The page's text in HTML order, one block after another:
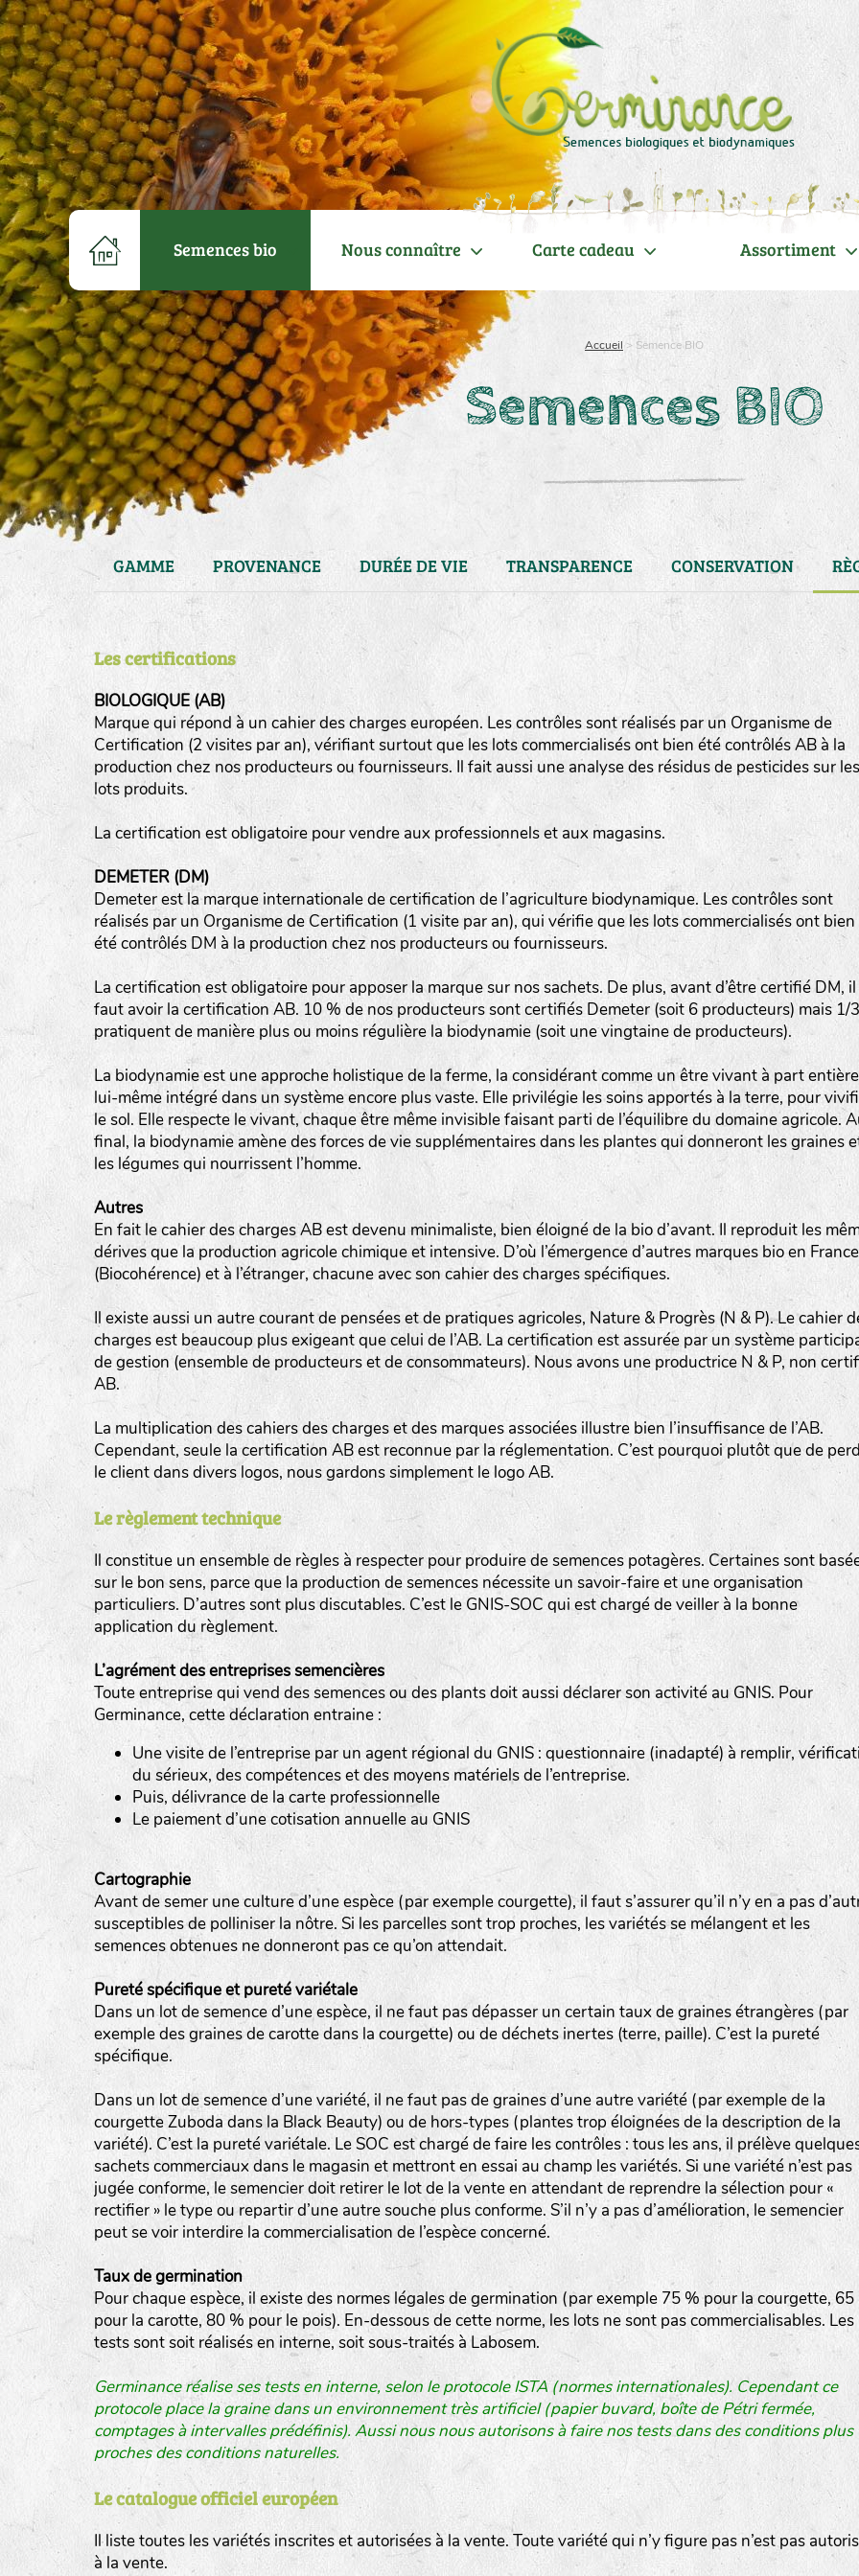
Semences bio Nous connaître Carte cadeau Assortiment
Accueil > Semence BIO
Semences BIO
GAMME PROVENANCE DURÉE DE VIE TRANSPARENCE CONSERVATION
BINGENHEIMER SAATGUT (BGH)
www.bingenheimersaatgut.de
DE BOLSTER (DBO)
www.bolster.nl
GRAINE DEL PAÏS (GDP)
www.grainesdelpais.com
JARDIN EN’VIE (JEV)
LA BOITE A GRAINES (LBAG)
www.laboiteagraines.com
L’AUBEPIN (PDO)
www.aubepin.fr
LE BIAU GERME (LBG)
www.biaugerme.com
SATIVA RHEINAU (SAD)
www.sativa-rheinau.ch
SEMAILLES (SEM)
www.semaille.com
LA RÉFÉRENCE :
20BPA1A (en haut à gauche)
F : Fleurs.
Les autres catégories étant :
E: Engrais vert
L: Légumes
: Aromatiques
BEL : Code de la variété(Ici Belle de nuit)
20 : Année de récolte(ici 2020)
BPA : Initiales du producteur ou du fournisseur de
semence.
1 : Numéro d’ordre du lot
A : Sans calibre.
G: Gros
M : Moyen calibre
P: Petit calibre
Les certifications
BIOLOGIQUE (AB)
Marque qui répond à un cahier des charges européen. Les contrôles sont réalisés par un Organisme de
Certification (2 visites par an), vérifiant surtout que les lots commercialisés ont bien été contrôlés AB à la
production chez nos producteurs ou fournisseurs. Il fait aussi une analyse des résidus de pesticides sur les
lots produits.
La certification est obligatoire pour vendre aux professionnels et aux magasins.
DEMETER (DM)
Demeter est la marque internationale de certification de l’agriculture biodynamique. Les contrôles sont
réalisés par un Organisme de Certification (1 visite par an), qui vérifie que les lots commercialisés ont bien
été contrôlés DM à la production chez nos producteurs ou fournisseurs.
La certification est obligatoire pour apposer la marque sur nos sachets. De plus, avant d’être certifié DM, il
faut avoir la certification AB. 10 % de nos producteurs sont certifiés Demeter (soit 6 producteurs) mais 1/3
pratiquent de manière plus ou moins régulière la biodynamie (soit une vingtaine de producteurs).
La biodynamie est une approche holistique de la ferme, la considérant comme un être vivant à part
lui-même intégré dans un système encore plus vaste. Elle privilégie les soins apportés à la terre, pour
le sol. Elle respecte le vivant, chaque être même invisible faisant parti de l’équilibre du domaine agricole.
final, la biodynamie amène des forces de vie supplémentaires dans les plantes qui donneront les graines
les légumes qui nourrissent l’homme.
Autres
En fait le cahier des charges AB est devenu minimaliste, bien éloigné de la bio d’avant. Il reproduit les
dérives que la production agricole chimique et intensive. D’où l’émergence d’autres marques bio en France
(Biocohérence) et à l’étranger, chacune avec son cahier des charges spécifiques.
Il existe aussi un autre courant de pensées et de pratiques agricoles, Nature & Progrès (N & P). Le cahier
charges est beaucoup plus exigeant que celui de l’AB. La certification est assurée par un système
de gestion (ensemble de producteurs et de consommateurs). Nous avons une productrice N & P, non
AB.
La multiplication des cahiers des charges et des marques associées illustre bien l’insuffisance de l’AB.
Cependant, seule la certification AB est reconnue par la réglementation. C’est pourquoi plutôt que de
le client dans divers logos, nous gardons simplement le logo AB.
Le règlement technique
Il constitue un ensemble de règles à respecter pour produire de semences potagères. Certaines sont
sur le bon sens, parce que la production de semences nécessite un savoir-faire et une organisation
particuliers. D’autres sont plus discutables. C’est le GNIS-SOC qui est chargé de veiller à la bonne
application du règlement.
L’agrément des entreprises semencières
Toute entreprise qui vend des semences ou des plants doit aussi déclarer son activité au GNIS. Pour
Germinance, cette déclaration entraine :
Une visite de l’entreprise par un agent régional du GNIS : questionnaire (inadapté) à remplir,
du sérieux, des compétences et des moyens matériels de l’entreprise.
Puis, délivrance de la carte professionnelle
Le paiement d’une cotisation annuelle au GNIS
Cartographie
Avant de semer une culture d’une espèce (par exemple courgette), il faut s’assurer qu’il n’y en a pas
susceptibles de polliniser la nôtre. Si les parcelles sont trop proches, les variétés se mélangent et les
semences obtenues ne donneront pas ce qu’on attendait.
Pureté spécifique et pureté variétale
Dans un lot de semence d’une espèce, il ne faut pas dépasser un certain taux de graines étrangères (par
exemple des graines de carotte dans la courgette) ou de déchets inertes (terre, paille). C’est la pureté
spécifique.
Dans un lot de semence d’une variété, il ne faut pas de graines d’une autre variété (par exemple de la
courgette Zuboda dans la Black Beauty) ou de hors-types (plantes trop éloignées de la description de la
variété). C’est la pureté variétale. Le SOC est chargé de faire les contrôles : tous les ans, il prélève
sachets commerciaux dans le magasin et mettront en essai au champ les variétés. Si une variété n’est pas
jugée conforme, le semencier doit retirer le lot de la vente en attendant de reprendre la sélection pour «
rectifier » le type ou repartir d’une autre souche plus conforme. S’il n’y a pas d’amélioration, le semencier
peut se voir interdire la commercialisation de l’espèce concerné.
Taux de germination
Pour chaque espèce, il existe des normes légales de germination (par exemple 75 % pour la courgette, 65
pour la carotte, 80 % pour le pois). En-dessous de cette norme, les lots ne sont pas commercialisables. Les
tests sont soit réalisés en interne, soit sous-traités à Labosem.
Germinance réalise ses tests en interne, selon le protocole ISTA (normes internationales). Cependant ce
protocole place la graine dans un environnement très artificiel (papier buvard, boîte de Pétri fermée,
comptages à intervalles prédéfinis). Aussi nous nous autorisons à faire nos tests dans des conditions plus
proches des conditions naturelles.
Le catalogue officiel européen
Il liste toutes les variétés inscrites et autorisées à la vente. Toute variété qui n’y figure pas n’est pas
à la vente.
haies
zone sauvage
mare
tas de compost
fleurs
animaux domestiques
animaux sauvages
biodiversité cultivée
Légumes feuilles
Légumes racines
Plantes aromatiques